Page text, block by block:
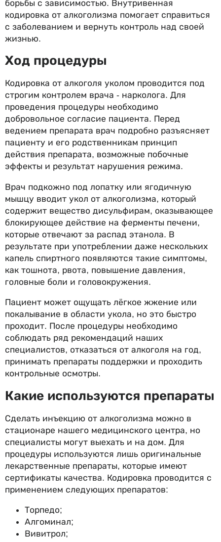
борьбы с зависимостью. Внутривенная
кодировка от алкоголизма помогает справиться
с заболеванием и вернуть контроль над своей
жизнью.
Ход процедуры
Кодировка от алкоголя уколом проводится под
строгим контролем врача - нарколога. Для
проведения процедуры необходимо
добровольное согласие пациента. Перед
ведением препарата врач подробно разъясняет
пациенту и его родственникам принцип
действия препарата, возможные побочные
эффекты и результат нарушения режима.
Врач подкожно под лопатку или ягодичную
мышцу вводит укол от алкоголизма, который
содержит вещество дисульфирам, оказывающее
блокирующее действие на ферменты печени,
которые отвечают за распад этанола. В
результате при употреблении даже нескольких
капель спиртного появляются такие симптомы,
как тошнота, рвота, повышение давления,
головные боли и головокружения.
Пациент может ощущать лёгкое жжение или
покалывание в области укола, но это быстро
проходит. После процедуры необходимо
соблюдать ряд рекомендаций наших
специалистов, отказаться от алкоголя на год,
принимать препараты поддержки и проходить
контрольные осмотры.
Какие используются препараты
Сделать инъекцию от алкоголизма можно в
стационаре нашего медицинского центра, но
специалисты могут выехать и на дом. Для
процедуры используются лишь оригинальные
лекарственные препараты, которые имеют
сертификаты качества. Кодировка проводится с
применением следующих препаратов:
Торпедо;
Алгоминал;
Вивитрол;